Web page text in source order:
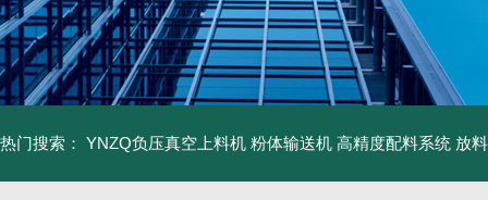
热门搜索： YNZQ负压真空上料机 粉体输送机 高精度配料系统 放